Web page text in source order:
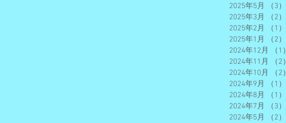
2025年5月
（3）
2025年3月
（2）
2025年2月
（1）
2025年1月
（2）
2024年12月
（1）
2024年11月
（2）
2024年10月
（2）
2024年9月
（1）
2024年8月
（1）
2024年7月
（3）
2024年5月
（2）